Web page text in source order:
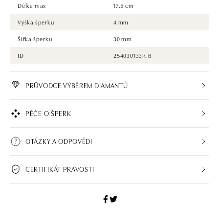
Délka max
17.5 cm
Výška šperku
4 mm
Šířka šperku
30 mm
ID
254030133R.B
PRŮVODCE VÝBĚREM DIAMANTŮ
PÉČE O ŠPERK
OTÁZKY A ODPOVĚDI
CERTIFIKÁT PRAVOSTI